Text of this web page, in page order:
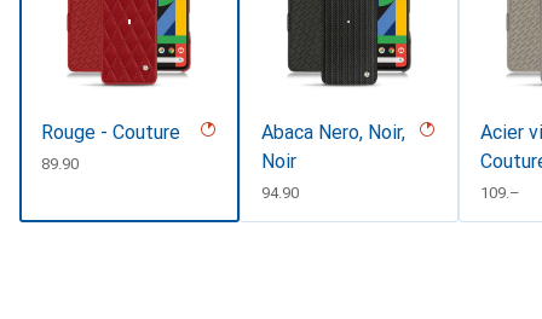
Rouge - Couture
CHF
89.90
Abaca Nero, Noir,
Noir
CHF
94.90
Acier
CHF
109.–